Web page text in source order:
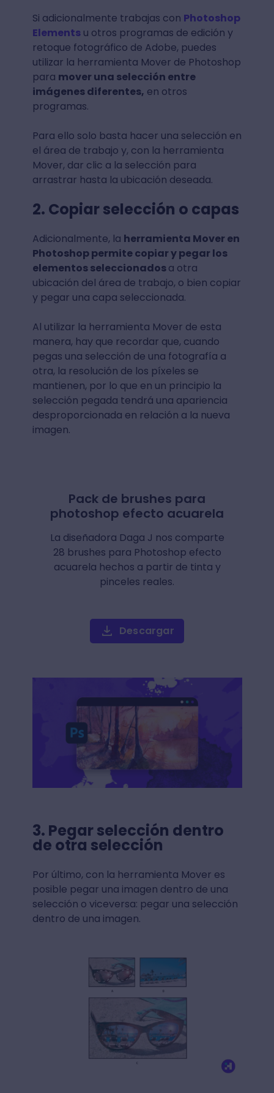
Si adicionalmente trabajas con Photoshop
Elementsu otros programas de edición y
retoque fotográfico de Adobe, puedes
utilizar la herramienta Mover de Photoshop
para mover una selección entre
imágenes diferentes, en otros
programas.
Para ello solo basta hacer una selección en
el área de trabajo y, con la herramienta
Mover, dar clic a la selección para
arrastrar hasta la ubicación deseada.
2. Copiar selección o capas
Adicionalmente, la herramienta Mover en
Photoshop permite copiar y pegar los
elementos seleccionadosa otra
ubicación del área de trabajo, o bien copiar
y pegar una capa seleccionada.
Al utilizar la herramienta Mover de esta
manera, hay que recordar que, cuando
pegas una selección de una fotografía a
otra, la resolución de los píxeles se
mantienen, por lo que en un principio la
selección pegada tendrá una apariencia
desproporcionada en relación a la nueva
imagen.
Pack de brushes para
photoshop efecto acuarela
La diseñadora Daga J nos comparte
28 brushes para Photoshop efecto
acuarela hechos a partir de tinta y
pinceles reales.
Descargar
3. Pegar selección dentro
de otra selección
Por último, con la herramienta Mover es
posible pegar una imagen dentro de una
selección o viceversa: pegar una selección
dentro de una imagen.